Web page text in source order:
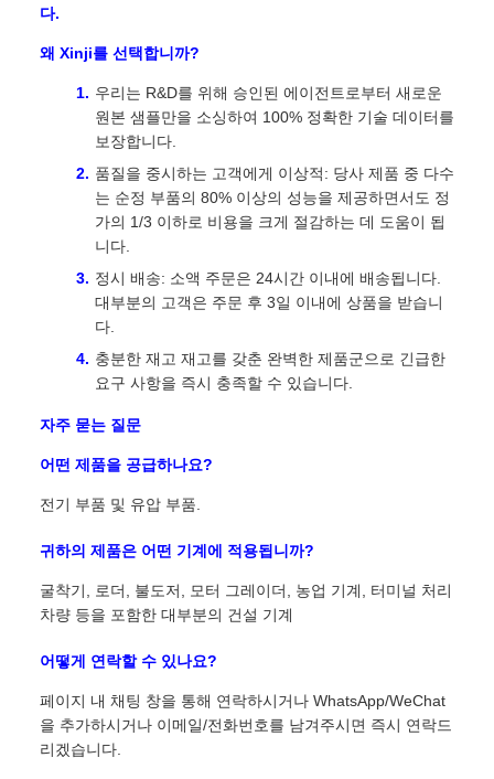
다.
왜 Xinji를 선택합니까?
우리는 R&D를 위해 승인된 에이전트로부터 새로운
원본 샘플만을 소싱하여 100% 정확한 기술 데이터를
보장합니다.
품질을 중시하는 고객에게 이상적: 당사 제품 중 다수
는 순정 부품의 80% 이상의 성능을 제공하면서도 정
가의 1/3 이하로 비용을 크게 절감하는 데 도움이 됩
니다.
정시 배송: 소액 주문은 24시간 이내에 배송됩니다.
대부분의 고객은 주문 후 3일 이내에 상품을 받습니
다.
충분한 재고 재고를 갖춘 완벽한 제품군으로 긴급한
요구 사항을 즉시 충족할 수 있습니다.
자주 묻는 질문
어떤 제품을 공급하나요?
전기 부품 및 유압 부품.
귀하의 제품은 어떤 기계에 적용됩니까?
굴착기, 로더, 불도저, 모터 그레이더, 농업 기계, 터미널 처리
차량 등을 포함한 대부분의 건설 기계
어떻게 연락할 수 있나요?
페이지 내 채팅 창을 통해 연락하시거나 WhatsApp/WeChat
을 추가하시거나 이메일/전화번호를 남겨주시면 즉시 연락드
리겠습니다.